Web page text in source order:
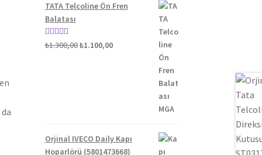
TATA Telcoline Ön Fren
Balatası
5 üzerinden
₺1.300,00Orijinal
₺1.100,00Şu
Orjinal IVECO Daily Kapı
Hoparlörü (5801473668)